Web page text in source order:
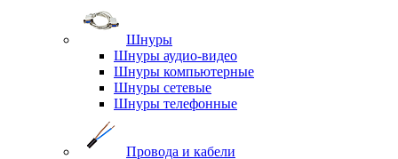
Шнуры
Шнуры аудио-видео
Шнуры компьютерные
Шнуры сетевые
Шнуры телефонные
Провода и кабели